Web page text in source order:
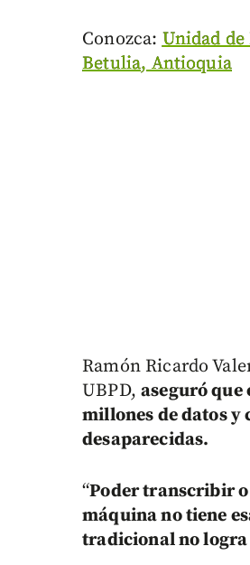
Conozca: Unidad
Betulia, Antioquia
Ramón Ricardo
UBPD,aseguró que
millones de datos y
desaparecidas.
“Poder transcribir o
máquina no tiene
tradicional no